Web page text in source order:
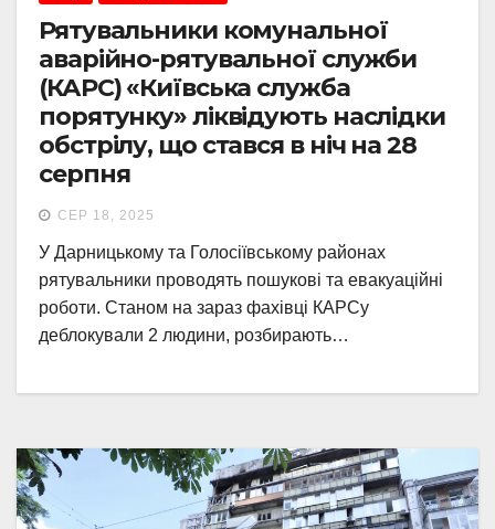
Рятувальники комунальної
аварійно-рятувальної служби
(КАРС) «Київська служба
порятунку» ліквідують наслідки
обстрілу, що стався в ніч на 28
серпня
СЕР 18, 2025
У Дарницькому та Голосіївському районах
рятувальники проводять пошукові та евакуаційні
роботи. Станом на зараз фахівці КАРСу
деблокували 2 людини, розбирають…